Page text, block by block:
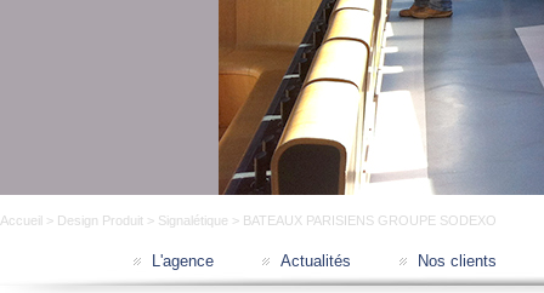
Accueil > Design Produit > Signalétique > BATEAUX PARISIENS GROUPE SODEXO
L'agence Actualités Nos clients